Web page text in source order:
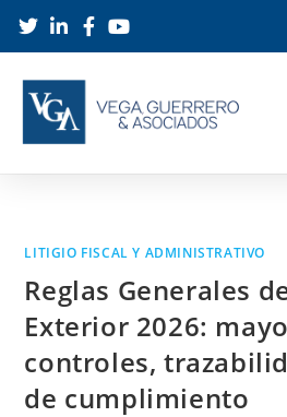
LITIGIO FISCAL Y ADMINISTRATIVO
Reglas Generales
Exterior 2026:
controles,
de cumplimiento